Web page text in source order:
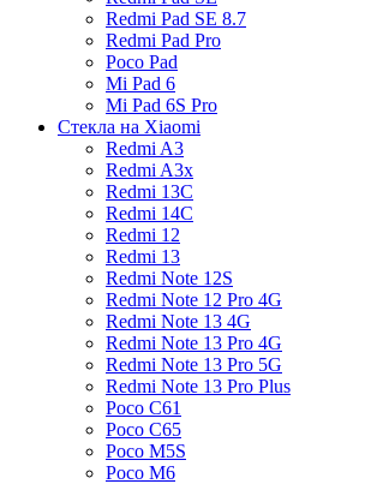
Redmi Pad SE 8.7
Redmi Pad Pro
Poco Pad
Mi Pad 6
Mi Pad 6S Pro
Стекла на Xiaomi
Redmi A3
Redmi A3x
Redmi 13C
Redmi 14C
Redmi 12
Redmi 13
Redmi Note 12S
Redmi Note 12 Pro 4G
Redmi Note 13 4G
Redmi Note 13 Pro 4G
Redmi Note 13 Pro 5G
Redmi Note 13 Pro Plus
Poco C61
Poco C65
Poco M5S
Poco M6